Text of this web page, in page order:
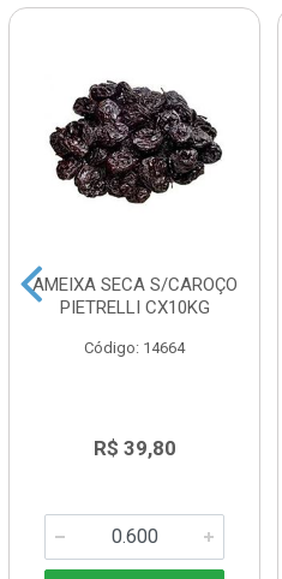
AMEIXA SECA S/CAROÇO
PIETRELLI CX10KG
Código: 14664
R$ 39,80